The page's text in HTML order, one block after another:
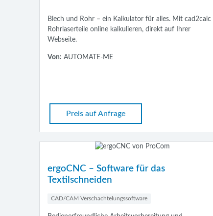
Blech und Rohr – ein Kalkulator für alles. Mit cad2calc
Rohrlaserteile online kalkulieren, direkt auf Ihrer
Webseite.
Von: AUTOMATE-ME
Preis auf Anfrage
ergoCNC – Software für das
Textilschneiden
CAD/CAM Verschachtelungssoftware